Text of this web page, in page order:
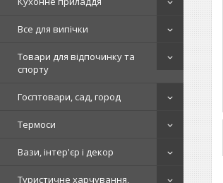
Все для випічки
Товари для відпочинку та
спорту
Госптовари, сад, город
Термоси
Вази, інтер'єр і декор
Туристичне харчування,